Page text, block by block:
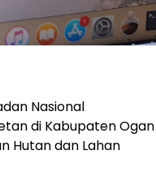
Nasional
di Kabupaten Ogan
Hutan dan Lahan